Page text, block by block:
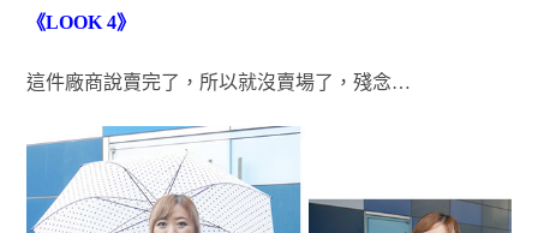
《LOOK 4》
這件廠商說賣完了，所以就沒賣場了，殘念…